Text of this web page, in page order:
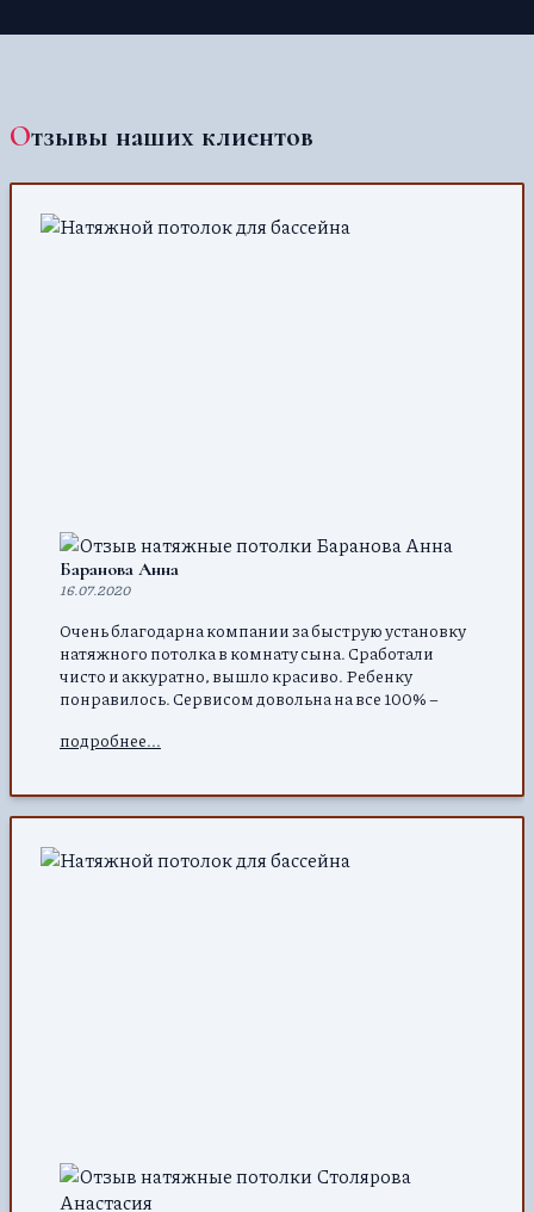
Отзывы наших клиентов
Баранова Анна
16.07.2020
Очень благодарна компании за быструю установку
натяжного потолка в комнату сына. Сработали
чисто и аккуратно, вышло красиво. Ребенку
понравилось. Сервисом довольна на все 100% –
происходит тоже быстро. Цена радует, установка
подробнее...